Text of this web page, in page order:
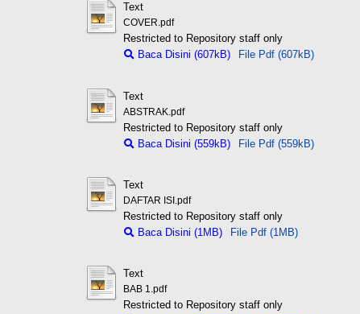
Text
COVER.pdf
Restricted to Repository staff only
Baca Disini (607kB)
File Pdf (607kB)
Text
ABSTRAK.pdf
Restricted to Repository staff only
Baca Disini (559kB)
File Pdf (559kB)
Text
DAFTAR ISI.pdf
Restricted to Repository staff only
Baca Disini (1MB)
File Pdf (1MB)
Text
BAB 1.pdf
Restricted to Repository staff only